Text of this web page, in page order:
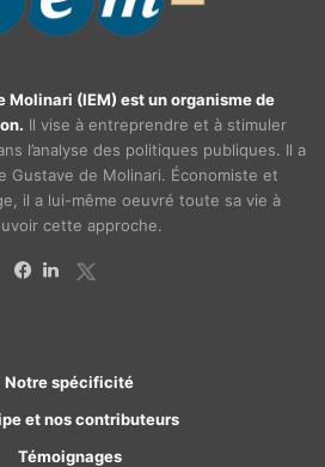
Molinari (IEM) est un organisme de
Il vise à entreprendre et à stimuler
l’analyse des politiques publiques. Il a
Gustave de Molinari. Économiste et
il a lui-même oeuvré toute sa vie à
cette approche.
Notre spécificité
et nos contributeurs
Témoignages